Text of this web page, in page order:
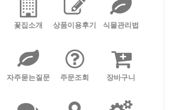
꽃집소개 상품이용후기 식물관리법
자주묻는질문 주문조회 장바구니